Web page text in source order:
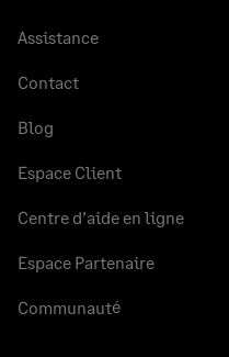
Assistance
Contact
Blog
Espace Client
Centre d’aide en ligne
Espace Partenaire
Communauté